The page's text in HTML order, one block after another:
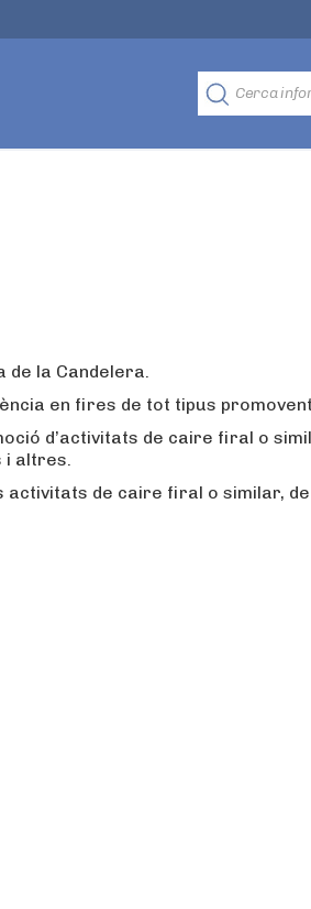
de la Candelera.
en fires de tot tipus
d’activitats de caire firal o
i altres.
activitats de caire firal o similar,